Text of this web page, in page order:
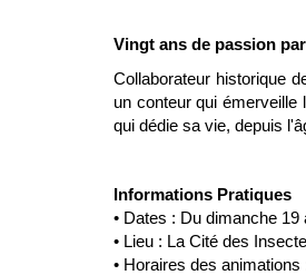
Vingt ans de passion
Collaborateur historique
un conteur qui
qui dédie sa vie, depuis
Informations Pratiques
• Dates : Du dimanche
• Lieu : La Cité des
• Horaires des